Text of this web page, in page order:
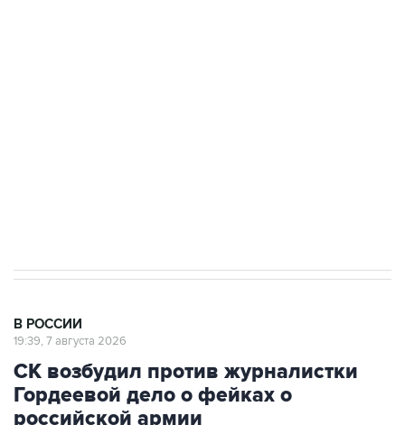
В РОССИИ
19:39, 7 августа 2026
СК возбудил против журналистки
Гордеевой дело о фейках о
российской армии